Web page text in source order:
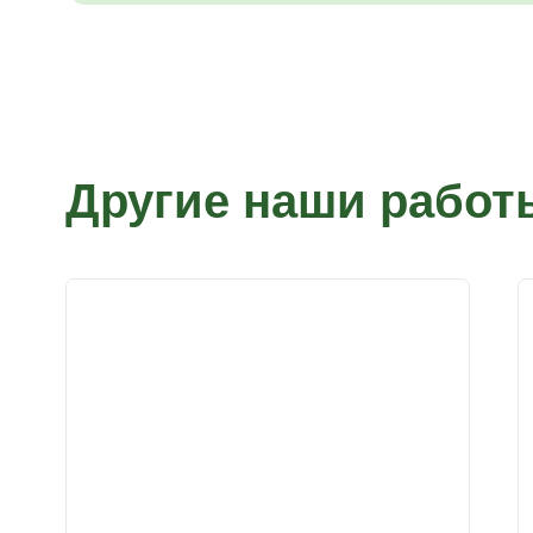
Другие наши